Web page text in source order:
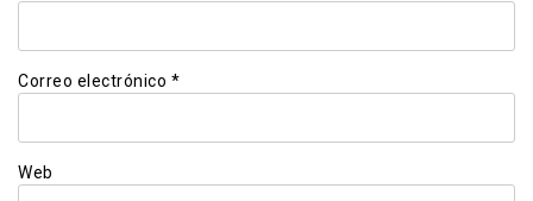
Correo electrónico *
Web